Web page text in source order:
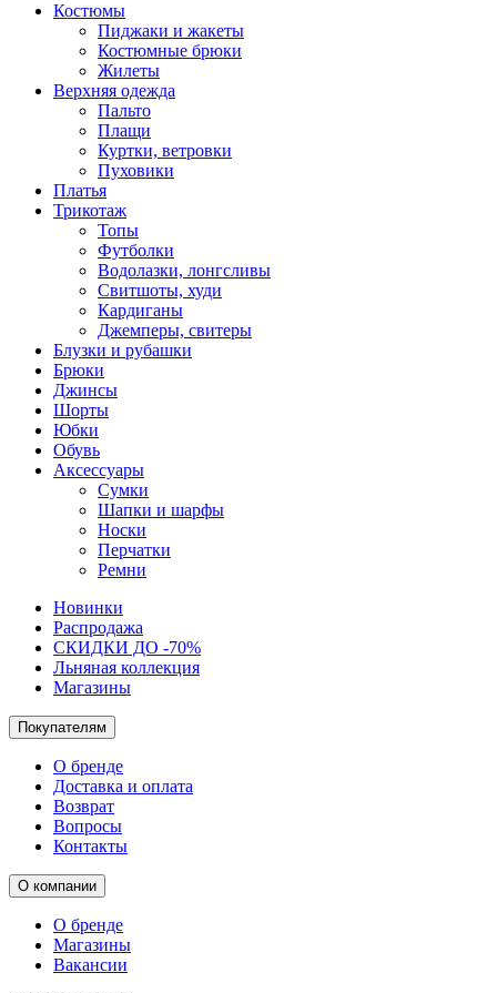
Костюмы
Пиджаки и жакеты
Костюмные брюки
Жилеты
Верхняя одежда
Пальто
Плащи
Куртки, ветровки
Пуховики
Платья
Трикотаж
Топы
Футболки
Водолазки, лонгсливы
Свитшоты, худи
Кардиганы
Джемперы, свитеры
Блузки и рубашки
Брюки
Джинсы
Шорты
Юбки
Обувь
Аксессуары
Сумки
Шапки и шарфы
Носки
Перчатки
Ремни
Новинки
Распродажа
СКИДКИ ДО -70%
Льняная коллекция
Магазины
Покупателям
О бренде
Доставка и оплата
Возврат
Вопросы
Контакты
О компании
О бренде
Магазины
Вакансии